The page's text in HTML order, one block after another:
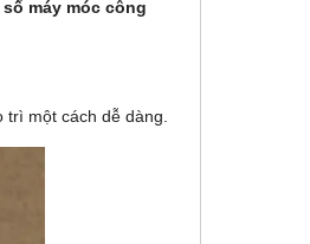
máy móc công
một cách dễ dàng.